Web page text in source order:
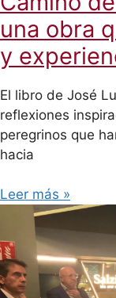
una obra
y
El libro de José
reflexiones
peregrinos que
hacia
Leer más »